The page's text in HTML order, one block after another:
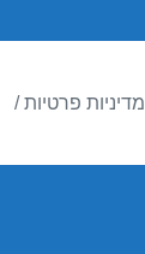
מדיניות פרטיות